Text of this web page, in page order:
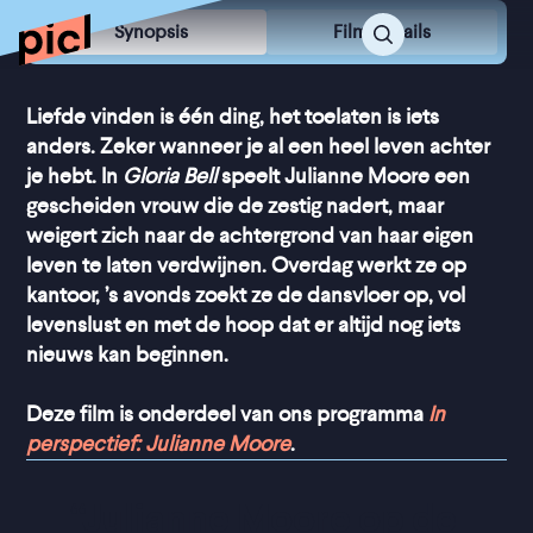
Synopsis Film Details
Liefde vinden is één ding, het toelaten is iets
anders. Zeker wanneer je al een heel leven achter
je hebt. In Gloria Bellspeelt Julianne Moore een
gescheiden vrouw die de zestig nadert, maar
weigert zich naar de achtergrond van haar eigen
leven te laten verdwijnen. Overdag werkt ze op
kantoor, ’s avonds zoekt ze de dansvloer op, vol
levenslust en met de hoop dat er altijd nog iets
nieuws kan beginnen.
Deze film is onderdeel van ons programma In
perspectief: Julianne Moore.